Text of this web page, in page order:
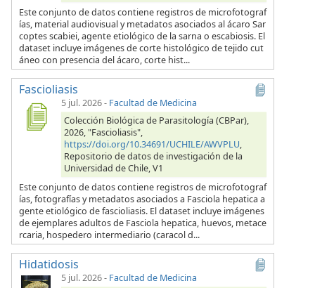
Este conjunto de datos contiene registros de microfotograf
ías, material audiovisual y metadatos asociados al ácaro Sar
coptes scabiei, agente etiológico de la sarna o escabiosis. El
dataset incluye imágenes de corte histológico de tejido cut
áneo con presencia del ácaro, corte hist...
Fascioliasis
5 jul. 2026- Facultad de Medicina
Colección Biológica de Parasitología (CBPar),
2026, "Fascioliasis",
https://doi.org/10.34691/UCHILE/AWVPLU,
Repositorio de datos de investigación de la
Universidad de Chile, V1
Este conjunto de datos contiene registros de microfotograf
ías, fotografías y metadatos asociados a Fasciola hepatica a
gente etiológico de fascioliasis. El dataset incluye imágenes
de ejemplares adultos de Fasciola hepatica, huevos, metace
rcaria, hospedero intermediario (caracol d...
Hidatidosis
5 jul. 2026- Facultad de Medicina